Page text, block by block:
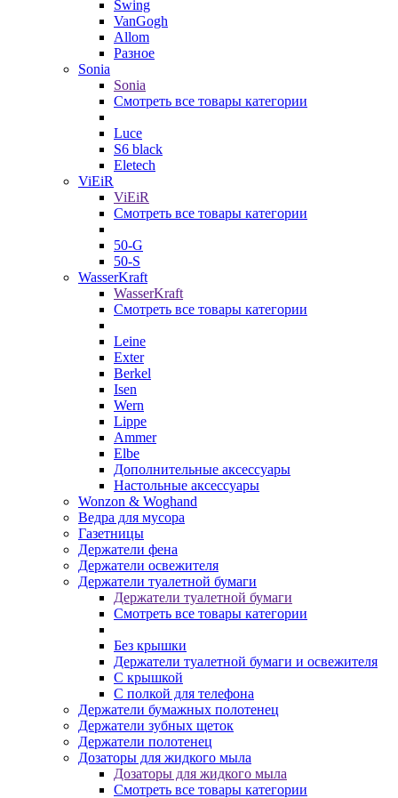
Swing
VanGogh
Allom
Разное
Sonia
Sonia
Смотреть все товары категории
Luce
S6 black
Eletech
ViEiR
ViEiR
Смотреть все товары категории
50-G
50-S
WasserKraft
WasserKraft
Смотреть все товары категории
Leine
Exter
Berkel
Isen
Wern
Lippe
Ammer
Elbe
Дополнительные аксессуары
Настольные аксессуары
Wonzon & Woghand
Ведра для мусора
Газетницы
Держатели фена
Держатели освежителя
Держатели туалетной бумаги
Держатели туалетной бумаги
Смотреть все товары категории
Без крышки
Держатели туалетной бумаги и освежителя
С крышкой
С полкой для телефона
Держатели бумажных полотенец
Держатели зубных щеток
Держатели полотенец
Дозаторы для жидкого мыла
Дозаторы для жидкого мыла
Смотреть все товары категории